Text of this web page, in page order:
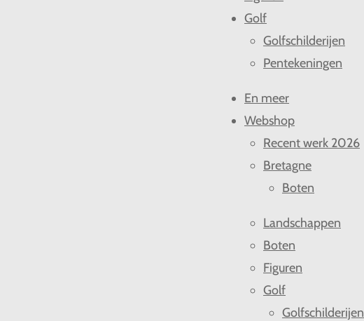
Golf
Golfschilderijen
Pentekeningen
En meer
Webshop
Recent werk 2026
Bretagne
Boten
Landschappen
Boten
Figuren
Golf
Golfschilderijen